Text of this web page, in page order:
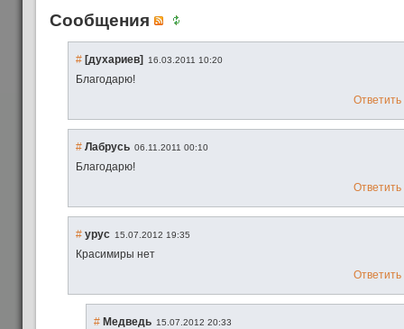
Сообщения
# [духариев] 16.03.2011 10:20
Благодарю!
Ответить
# Лабрусь 06.11.2011 00:10
Благодарю!
Ответить
# ypyc 15.07.2012 19:35
Красимиры нет
Ответить
# Медведь 15.07.2012 20:33